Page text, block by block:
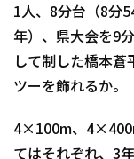
1人、8分台（8分
年）、県大会を9
して制した橋本蒼
ツーを飾れるか。
4×100m、
てはそれぞれ、3